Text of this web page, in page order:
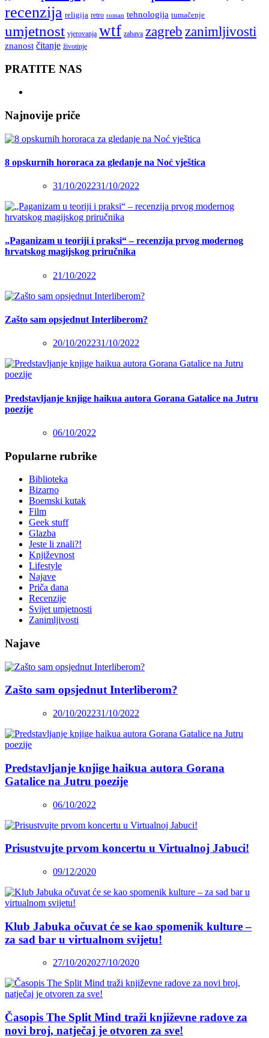
recenzija religija retro roman tehnologija tumačenje
umjetnost vjerovanja wtf zabava zagreb zanimljivosti
znanost čitanje životinje
PRATITE NAS
Najnovije priče
8 opskurnih hororaca za gledanje na Noć vještica
31/10/202231/10/2022
„Paganizam u teoriji i praksi“ – recenzija prvog modernog
hrvatskog magijskog priručnika
21/10/2022
Zašto sam opsjednut Interliberom?
20/10/202231/10/2022
Predstavljanje knjige haikua autora Gorana Gatalice na Jutru
poezije
06/10/2022
Popularne rubrike
Biblioteka
Bizarno
Boemski kutak
Film
Geek stuff
Glazba
Jeste li znali?!
Književnost
Lifestyle
Najave
Priča dana
Recenzije
Svijet umjetnosti
Zanimljivosti
Najave
Zašto sam opsjednut Interliberom?
20/10/202231/10/2022
Predstavljanje knjige haikua autora Gorana
Gatalice na Jutru poezije
06/10/2022
Prisustvujte prvom koncertu u Virtualnoj Jabuci!
09/12/2020
Klub Jabuka očuvat će se kao spomenik kulture –
za sad bar u virtualnom svijetu!
27/10/202027/10/2020
Časopis The Split Mind traži književne radove za
novi broj, natječaj je otvoren za sve!